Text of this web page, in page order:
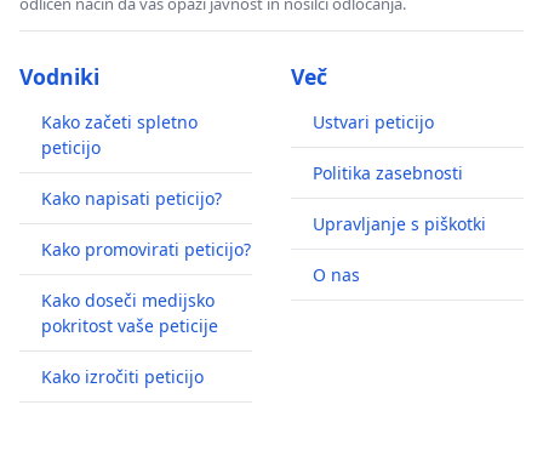
Vodniki
Kako začeti spletno
peticijo
Kako napisati peticijo?
Kako promovirati peticijo?
Kako doseči medijsko
pokritost vaše peticije
Kako izročiti peticijo
Več
Ustvari peticijo
Politika zasebnosti
Upravljanje s piškotki
O nas